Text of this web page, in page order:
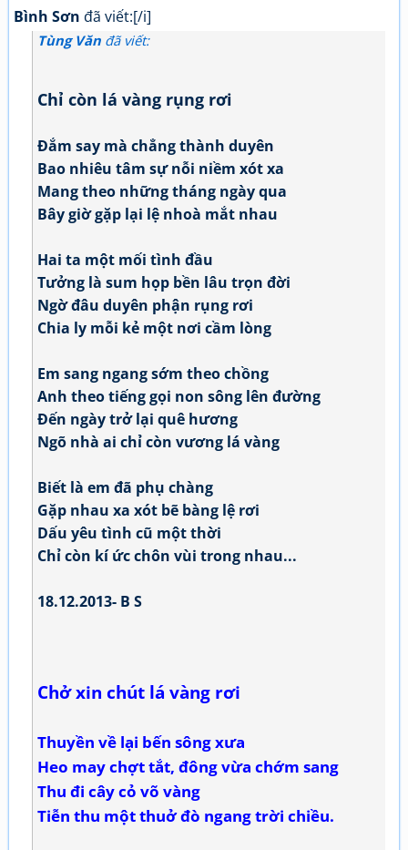
Bình Sơn đã viết:[/i]
Tùng Văn đã viết:
Chỉ còn lá vàng rụng rơi
Đắm say mà chẳng thành duyên
Bao nhiêu tâm sự nỗi niềm xót xa
Mang theo những tháng ngày qua
Bây giờ gặp lại lệ nhoà mắt nhau
Hai ta một mối tình đầu
Tưởng là sum họp bền lâu trọn đời
Ngờ đâu duyên phận rụng rơi
Chia ly mỗi kẻ một nơi cầm lòng
Em sang ngang sớm theo chồng
Anh theo tiếng gọi non sông lên đường
Đến ngày trở lại quê hương
Ngõ nhà ai chỉ còn vương lá vàng
Biết là em đã phụ chàng
Gặp nhau xa xót bẽ bàng lệ rơi
Dấu yêu tình cũ một thời
Chỉ còn kí ức chôn vùi trong nhau...
18.12.2013- B S
Chở xin chút lá vàng rơi
Thuyền về lại bến sông xưa
Heo may chợt tắt, đông vừa chớm sang
Thu đi cây cỏ võ vàng
Tiễn thu một thuở đò ngang trời chiều.